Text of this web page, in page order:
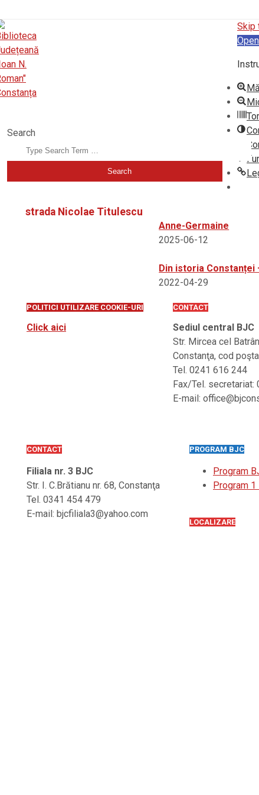
BIBLIOTECA JUDEȚEANĂ "IOAN N. ROMAN" CONSTANȚA
Search
strada Nicolae Titulescu
Anne-Germaine
2025-06-12
Din istoria
2022-04-29
POLITICI UTILIZARE COOKIE-URI
Click aici
CONTACT
Sediul central BJC
Str. Mircea cel
Constanţa, cod
Tel. 0241 616 244
Fax/Tel. secretariat:
E-mail:
CONTACT
Filiala nr. 3 BJC
Str. I. C.Brătianu nr. 68, Constanţa
Tel. 0341 454 479
E-mail: bjcfiliala3@yahoo.com
PROGRAM BJC
Program
Program 1
LOCALIZARE
Skip